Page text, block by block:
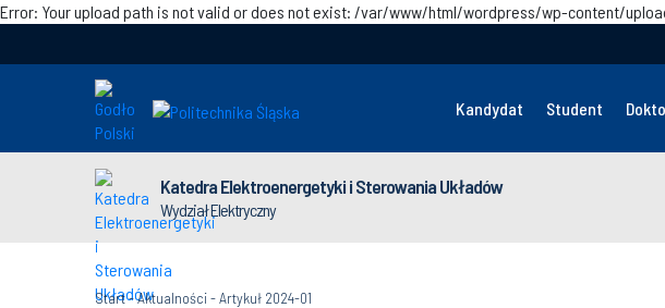
Error: Your upload path is not valid or does not exist: /var/www/html/wordpress/wp-content/
Kandydat Student
Katedra Elektroenergetyki i Sterowania Układów
Wydział Elektryczny
Start-Aktualności-Artykuł 2024-01